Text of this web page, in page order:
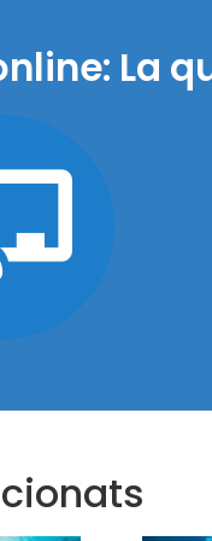
La